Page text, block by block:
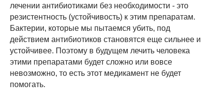
лечении антибиотиками без необходимости - это
резистентность (устойчивость) к этим препаратам.
Бактерии, которые мы пытаемся убить, под
действием антибиотиков становятся еще сильнее и
устойчивее. Поэтому в будущем лечить человека
этими препаратами будет сложно или вовсе
невозможно, то есть этот медикамент не будет
помогать.